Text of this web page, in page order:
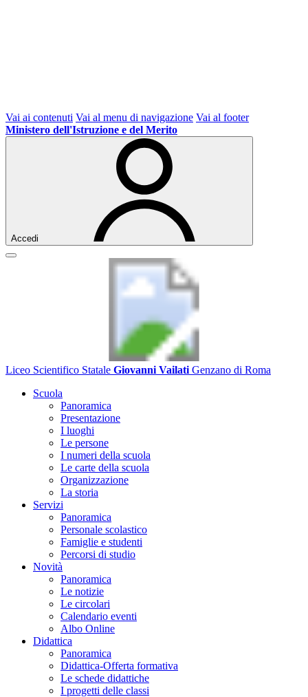
Vai ai contenuti Vai al menu di navigazione Vai al footer
Ministero dell'Istruzione e del Merito
Accedi
Liceo Scientifico Statale Giovanni Vailati Genzano di Roma
Scuola
Panoramica
Presentazione
I luoghi
Le persone
I numeri della scuola
Le carte della scuola
Organizzazione
La storia
Servizi
Panoramica
Personale scolastico
Famiglie e studenti
Percorsi di studio
Novità
Panoramica
Le notizie
Le circolari
Calendario eventi
Albo Online
Didattica
Panoramica
Didattica-Offerta formativa
Le schede didattiche
I progetti delle classi